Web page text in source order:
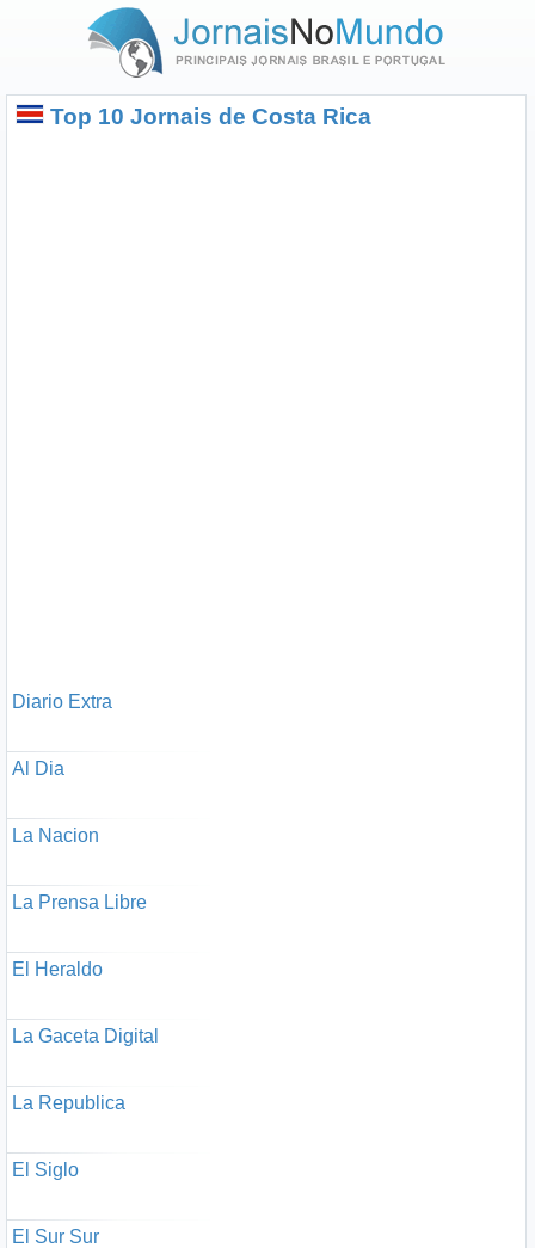
Top 10 Jornais de Costa Rica
Diario Extra
Al Dia
La Nacion
La Prensa Libre
El Heraldo
La Gaceta Digital
La Republica
El Siglo
El Sur Sur